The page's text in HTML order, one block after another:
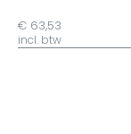
€ 63,53
incl. btw